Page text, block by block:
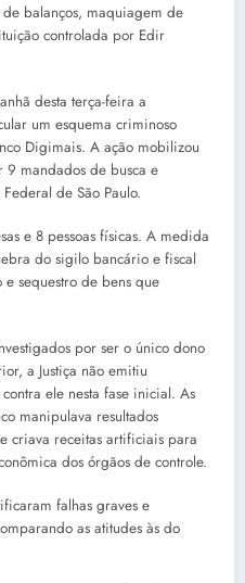
balanços, maquiagem de
controlada por Edir
desta terça-feira a
um esquema criminoso
Digimais. A ação mobilizou
mandados de busca e
de São Paulo.
e 8 pessoas físicas. A medida
do sigilo bancário e fiscal
sequestro de bens que
por ser o único dono
a Justiça não emitiu
ele nesta fase inicial. As
manipulava resultados
criava receitas artificiais para
dos órgãos de controle.
falhas graves e
as atitudes às do